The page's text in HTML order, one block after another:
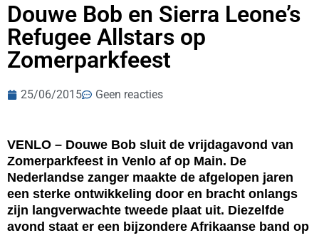
Douwe Bob en Sierra Leone’s
Refugee Allstars op
Zomerparkfeest
25/06/2015 Geen reacties
VENLO – Douwe Bob sluit de vrijdagavond van
Zomerparkfeest in Venlo af op Main. De
Nederlandse zanger maakte de afgelopen jaren
een sterke ontwikkeling door en bracht onlangs
zijn langverwachte tweede plaat uit. Diezelfde
avond staat er een bijzondere Afrikaanse band op